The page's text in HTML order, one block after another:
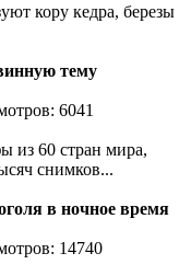
кору кедра, березы
тему
6041
из 60 стран мира,
снимков...
в ночное время
14740